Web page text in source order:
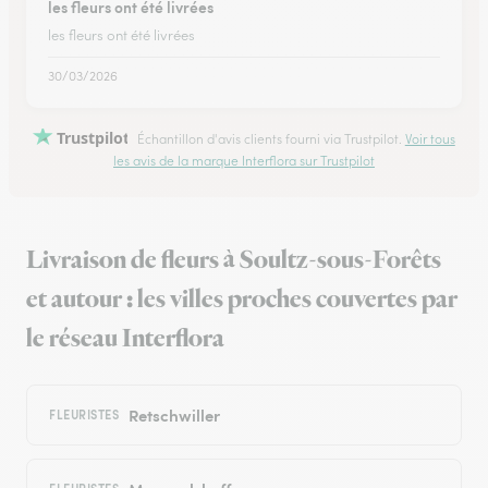
les fleurs ont été livrées
les fleurs ont été livrées
30/03/2026
Trustpilot Échantillon d'avis clients fourni via Trustpilot. Voir tous
les avis de la marque Interflora sur Trustpilot
Livraison de fleurs à Soultz-sous-Forêts
et autour : les villes proches couvertes par
le réseau Interflora
FLEURISTES Retschwiller